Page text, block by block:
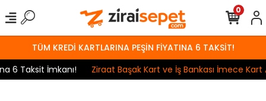
TÜM KREDİ KARTLARINA PEŞİN FİYATINA 6 TAKSİT!
Taksit İmkanı!
Ziraat Başak Kart ve İş Bankası İmece Kart
0